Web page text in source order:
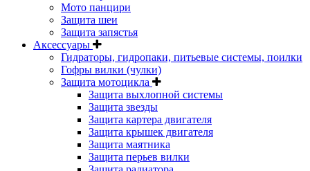
Мото панцири
Защита шеи
Защита запястья
Аксессуары
Гидраторы, гидропаки, питьевые системы, поилки
Гофры вилки (чулки)
Защита мотоцикла
Защита выхлопной системы
Защита звезды
Защита картера двигателя
Защита крышек двигателя
Защита маятника
Защита перьев вилки